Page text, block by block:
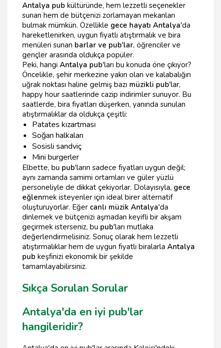
Antalya pub kültüründe, hem lezzetli seçenekler
sunan hem de bütçenizi zorlamayan mekanları
bulmak mümkün. Özellikle gece hayatı Antalya'da
hareketlenirken, uygun fiyatlı atıştırmalık ve bira
menüleri sunan barlar ve pub'lar, öğrenciler ve
gençler arasında oldukça popüler.
Peki, hangi Antalya pub'ları bu konuda öne çıkıyor?
Öncelikle, şehir merkezine yakın olan ve kalabalığın
uğrak noktası haline gelmiş bazı müzikli pub'lar,
happy hour saatlerinde cazip indirimler sunuyor. Bu
saatlerde, bira fiyatları düşerken, yanında sunulan
atıştırmalıklar da oldukça çeşitli:
Patates kızartması
Soğan halkaları
Sosisli sandviç
Mini burgerler
Elbette, bu pub'ların sadece fiyatları uygun değil;
aynı zamanda samimi ortamları ve güler yüzlü
personeliyle de dikkat çekiyorlar. Dolayısıyla, gece
eğlenmek isteyenler için ideal birer alternatif
oluşturuyorlar. Eğer canlı müzik Antalya'da
dinlemek ve bütçenizi aşmadan keyifli bir akşam
geçirmek isterseniz, bu pub'ları mutlaka
değerlendirmelisiniz. Sonuç olarak hem lezzetli
atıştırmalıklar hem de uygun fiyatlı biralarla Antalya
pub keşfinizi ekonomik bir şekilde
tamamlayabilirsiniz.
Sıkça Sorulan Sorular
Antalya'da en iyi pub'lar
hangileridir?